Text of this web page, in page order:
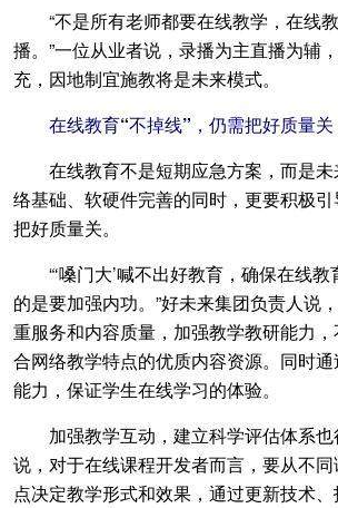
“不是所有老师都要在线教学，在线
播。”一位从业者说，录播为主直播为辅
充，因地制宜施教将是未来模式。
在线教育“不掉线”，仍需把好质量关
在线教育不是短期应急方案，而是未
络基础、软硬件完善的同时，更要积极引
把好质量关。
“‘嗓门大’喊不出好教育，确保在线教
的是要加强内功。”好未来集团负责人说
重服务和内容质量，加强教学教研能力
合网络教学特点的优质内容资源。同时
能力，保证学生在线学习的体验。
加强教学互动，建立科学评估体系也
说，对于在线课程开发者而言，要从不
点决定教学形式和效果，通过更新技术